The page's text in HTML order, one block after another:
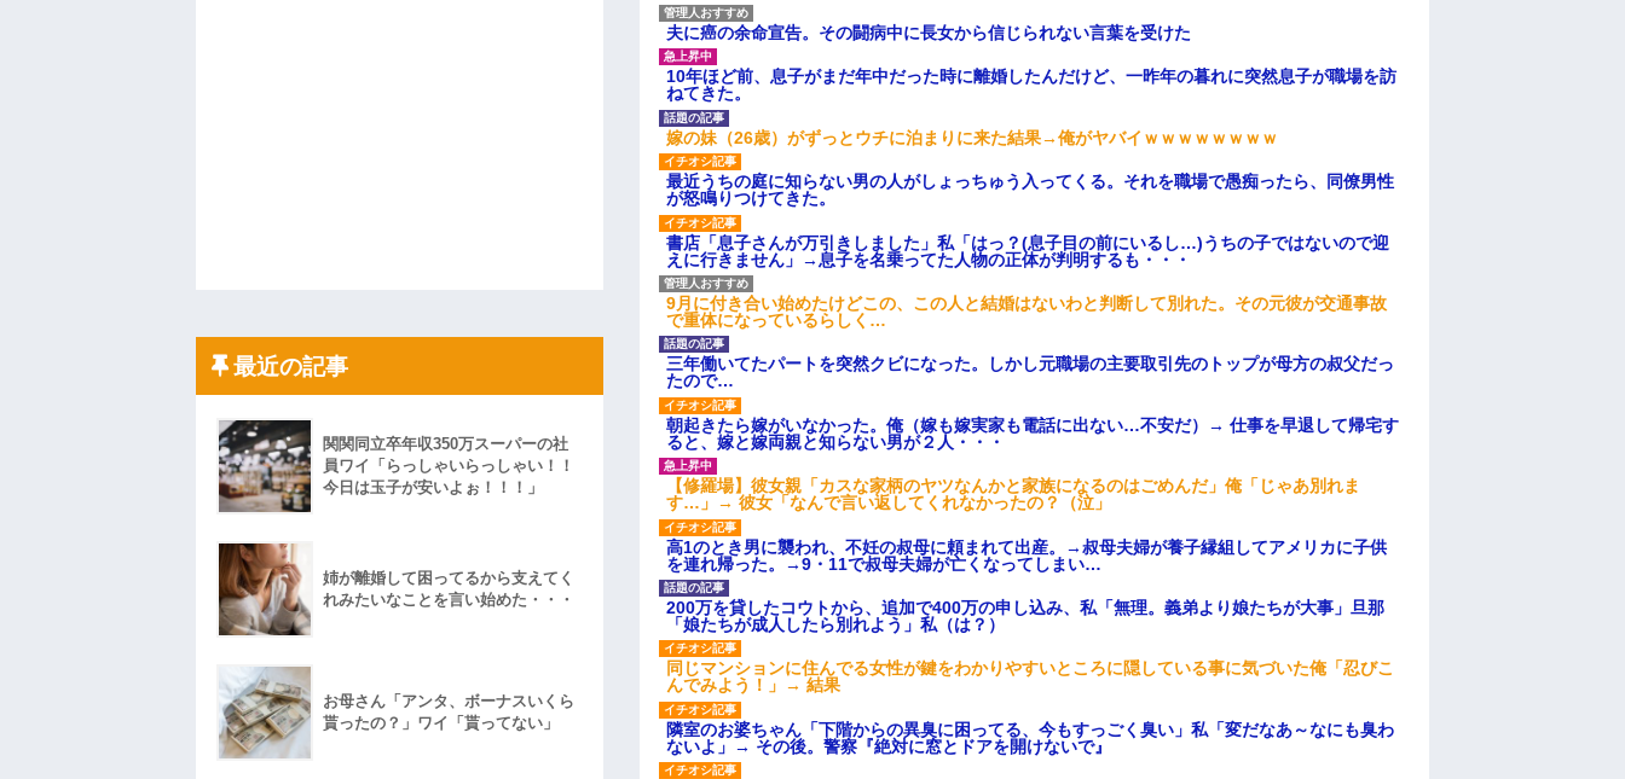
夫に癌の余命宣告。その闘病中に長女から信じられない言葉を受けた
10年ほど前、息子がまだ年中だった時に離婚したんだけど、一昨年の暮れに突然息子が職場を訪
ねてきた。
嫁の妹（26歳）がずっとウチに泊まりに来た結果→俺がヤバイｗｗｗｗｗｗｗｗ
最近うちの庭に知らない男の人がしょっちゅう入ってくる。それを職場で愚痴ったら、同僚男性
が怒鳴りつけてきた。
書店「息子さんが万引きしました」私「はっ？(息子目の前にいるし…)うちの子ではないので迎
えに行きません」→息子を名乗ってた人物の正体が判明するも・・・
9月に付き合い始めたけどこの、この人と結婚はないわと判断して別れた。その元彼が交通事故
で重体になっているらしく…
三年働いてたパートを突然クビになった。しかし元職場の主要取引先のトップが母方の叔父だっ
たので…
朝起きたら嫁がいなかった。俺（嫁も嫁実家も電話に出ない…不安だ）→ 仕事を早退して帰宅す
ると、嫁と嫁両親と知らない男が２人・・・
【修羅場】彼女親「カスな家柄のヤツなんかと家族になるのはごめんだ」俺「じゃあ別れま
す…」→ 彼女「なんで言い返してくれなかったの？（泣」
高1のとき男に襲われ、不妊の叔母に頼まれて出産。→叔母夫婦が養子縁組してアメリカに子供
を連れ帰った。→9・11で叔母夫婦が亡くなってしまい…
200万を貸したコウトから、追加で400万の申し込み、私「無理。義弟より娘たちが大事」旦那
「娘たちが成人したら別れよう」私（は？）
同じマンションに住んでる女性が鍵をわかりやすいところに隠している事に気づいた俺「忍びこ
んでみよう！」→ 結果
隣室のお婆ちゃん「下階からの異臭に困ってる、今もすっごく臭い」私「変だなあ～なにも臭わ
ないよ」→ その後。警察『絶対に窓とドアを開けないで』
最近の記事
関関同立卒年収350万スーパーの社
員ワイ「らっしゃいらっしゃい！！
今日は玉子が安いよぉ！！！」
姉が離婚して困ってるから支えてく
れみたいなことを言い始めた・・・
お母さん「アンタ、ボーナスいくら
貰ったの？」ワイ「貰ってない」